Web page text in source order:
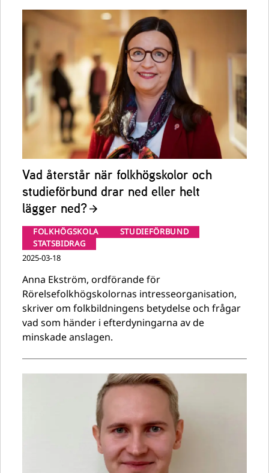
Vad återstår när folkhögskolor och
studieförbund drar ned eller helt
lägger ned?
FOLKHÖGSKOLA
STUDIEFÖRBUND
STATSBIDRAG
2025-03-18
Anna Ekström, ordförande för
Rörelsefolkhögskolornas intresseorganisation,
skriver om folkbildningens betydelse och frågar
vad som händer i efterdyningarna av de
minskade anslagen.